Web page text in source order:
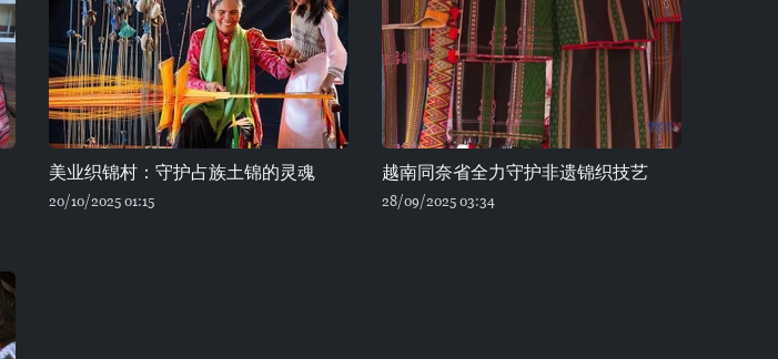
美业织锦村：守护占族土锦的灵魂
20/10/2025 01:15
越南同奈省全力守护非遗锦织技艺
28/09/2025 03:34